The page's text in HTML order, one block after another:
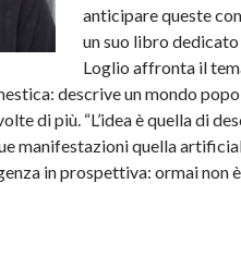
anticipare queste
un suo libro
Loglio affronta il
descrive un mondo
di più. “L’idea è quella di
manifestazioni quella
in prospettiva: ormai non